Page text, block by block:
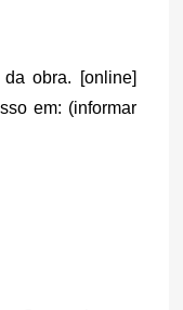
obra. [online]
em: (informar